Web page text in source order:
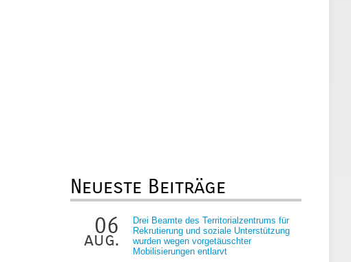
Neueste Beiträge
06
aug.
Drei Beamte des Territorialzentrums für
Rekrutierung und soziale Unterstützung
wurden wegen vorgetäuschter
Mobilisierungen entlarvt